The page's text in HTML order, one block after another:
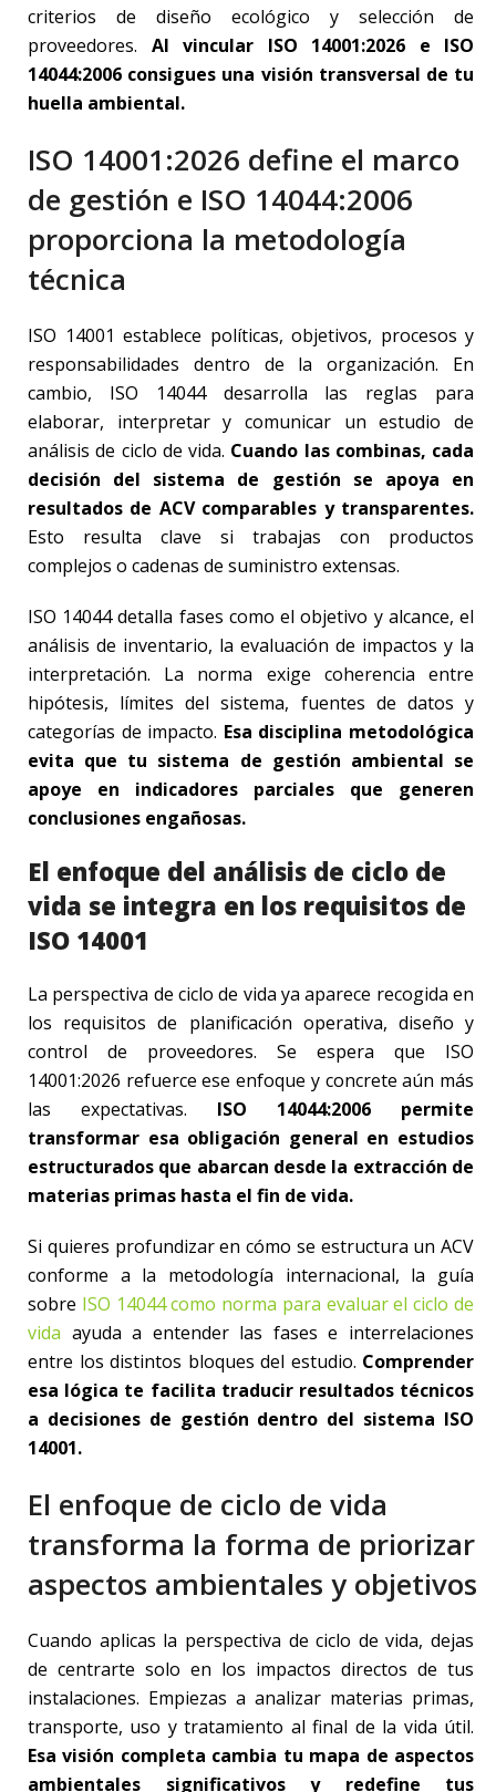
criterios de diseño ecológico y selección de
proveedores. Al vincular ISO 14001:2026 e ISO
14044:2006 consigues una visión transversal de tu
huella ambiental.
ISO 14001:2026 define el marco
de gestión e ISO 14044:2006
proporciona la metodología
técnica
ISO 14001 establece políticas, objetivos, procesos y
responsabilidades dentro de la organización. En
cambio, ISO 14044 desarrolla las reglas para
elaborar, interpretar y comunicar un estudio de
análisis de ciclo de vida. Cuando las combinas, cada
decisión del sistema de gestión se apoya en
resultados de ACV comparables y transparentes.
Esto resulta clave si trabajas con productos
complejos o cadenas de suministro extensas.
ISO 14044 detalla fases como el objetivo y alcance, el
análisis de inventario, la evaluación de impactos y la
interpretación. La norma exige coherencia entre
hipótesis, límites del sistema, fuentes de datos y
categorías de impacto. Esa disciplina metodológica
evita que tu sistema de gestión ambiental se
apoye en indicadores parciales que generen
conclusiones engañosas.
El enfoque del análisis de ciclo de
vida se integra en los requisitos de
ISO 14001
La perspectiva de ciclo de vida ya aparece recogida en
los requisitos de planificación operativa, diseño y
control de proveedores. Se espera que ISO
14001:2026 refuerce ese enfoque y concrete aún más
las expectativas. ISO 14044:2006 permite
transformar esa obligación general en estudios
estructurados que abarcan desde la extracción de
materias primas hasta el fin de vida.
Si quieres profundizar en cómo se estructura un ACV
conforme a la metodología internacional, la guía
sobre ISO 14044 como norma para evaluar el ciclo de
vida ayuda a entender las fases e interrelaciones
entre los distintos bloques del estudio. Comprender
esa lógica te facilita traducir resultados técnicos
a decisiones de gestión dentro del sistema ISO
14001.
El enfoque de ciclo de vida
transforma la forma de priorizar
aspectos ambientales y objetivos
Cuando aplicas la perspectiva de ciclo de vida, dejas
de centrarte solo en los impactos directos de tus
instalaciones. Empiezas a analizar materias primas,
transporte, uso y tratamiento al final de la vida útil.
Esa visión completa cambia tu mapa de aspectos
ambientales significativos y redefine tus